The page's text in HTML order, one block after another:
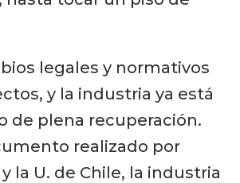
legales y normativos
y la industria ya está
de plena recuperación.
realizado por
la U. de Chile, la industria